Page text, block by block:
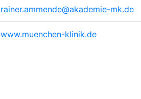
rainer.ammende@akademie-mk.de
www.muenchen-klinik.de